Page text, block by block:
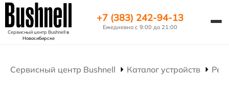
Сервисный центр Bushnellв
Новосибирске
+7 (383) 242-94-13
Ежедневно с 9:00 до 21:00
Сервисный центр Bushnell Каталог устройств